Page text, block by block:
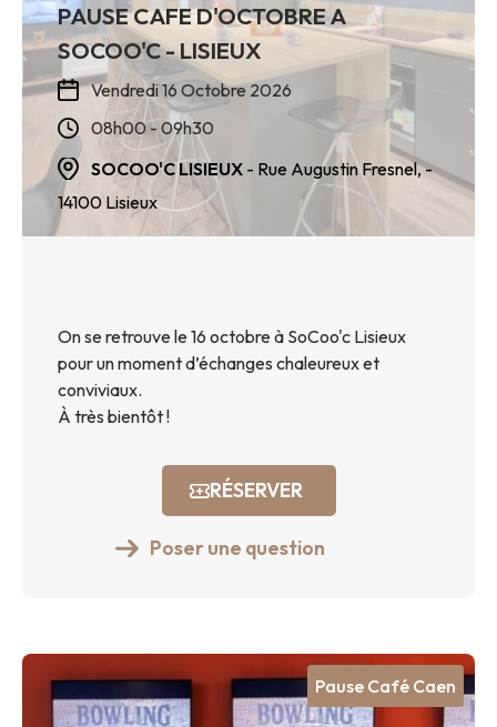
PAUSE CAFE D'OCTOBRE A
SOCOO'C - LISIEUX
Vendredi 16 Octobre 2026
08h00 - 09h30
SOCOO'C LISIEUX - Rue Augustin Fresnel,-
14100 Lisieux
On se retrouve le 16 octobre à SoCoo'c Lisieux
pour un moment d’échanges chaleureux et
conviviaux.
À très bientôt !
RÉSERVER
Poser une question
Pause Café Caen